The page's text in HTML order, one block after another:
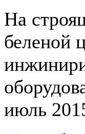
На
беленой
июль